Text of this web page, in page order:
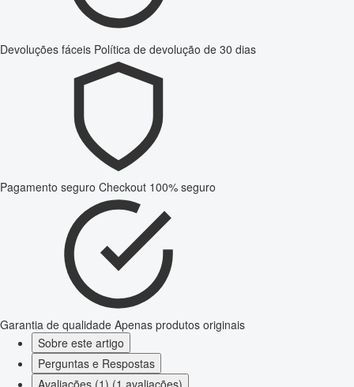
Devoluções fáceis Política de devolução de 30 dias
Pagamento seguro Checkout 100% seguro
Garantia de qualidade Apenas produtos originais
Sobre este artigo
Perguntas e Respostas
Avaliações (1) (1 avaliações)